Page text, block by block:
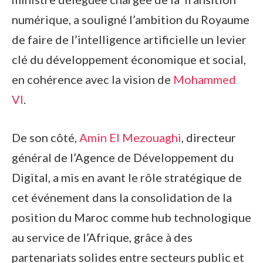
numérique, a souligné l’ambition du Royaume
de faire de l’intelligence artificielle un levier
clé du développement économique et social,
en cohérence avec la vision de Mohammed
VI.
De son côté, Amin El Mezouaghi, directeur
général de l’Agence de Développement du
Digital, a mis en avant le rôle stratégique de
cet événement dans la consolidation de la
position du Maroc comme hub technologique
au service de l’Afrique, grâce à des
partenariats solides entre secteurs public et